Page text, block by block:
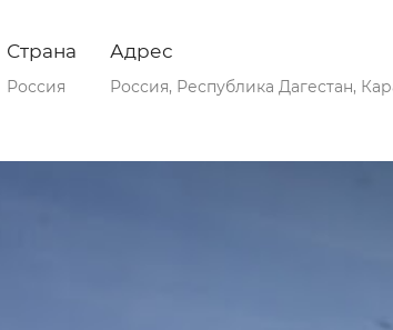
Страна
Россия
Адрес
Россия, Республика Дагестан,